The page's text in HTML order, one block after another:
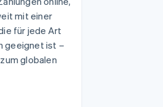
Climate
CO₂-Entnahme
Identity
Online-Identitätsprüfung
mit einer
für jede Art
geeignet ist –
globalen